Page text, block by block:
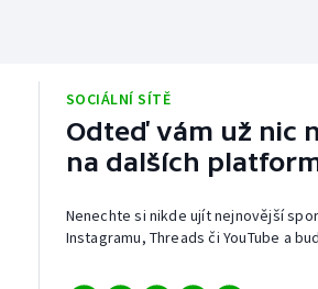
SOCIÁLNÍ SÍTĚ
Odteď vám už nic
na dalších
Nenechte si nikde ujít nejnovější
Instagramu, Threads či YouTube a